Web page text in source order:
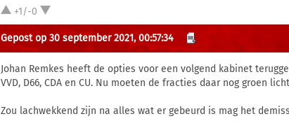
+1/-0
Gepost op 30 september 2021, 00:57:34
Johan Remkes heeft de opties voor een volgend kabinet
VVD, D66, CDA en CU. Nu moeten de fracties daar nog groen
Zou lachwekkend zijn na alles wat er gebeurd is mag het